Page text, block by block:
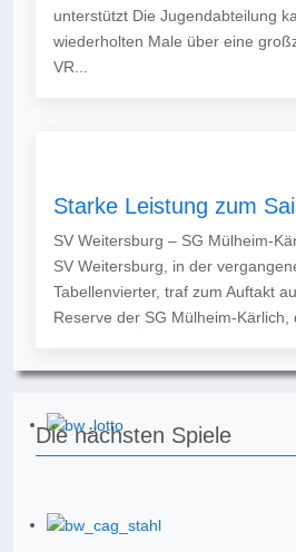
unterstützt Die Jugendabteilung
wiederholten Male über eine
VR...
Starke Leistung zum
SV Weitersburg – SG Mülheim-
SV Weitersburg, in der
Tabellenvierter, traf zum Auftakt
Reserve der SG Mülheim-Kärlich,
Die nächsten Spiele